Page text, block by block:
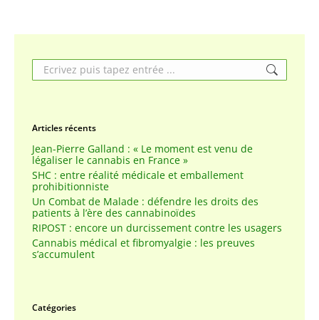
Search:
Articles récents
Jean-Pierre Galland : « Le moment est venu de
légaliser le cannabis en France »
SHC : entre réalité médicale et emballement
prohibitionniste
Un Combat de Malade : défendre les droits des
patients à l’ère des cannabinoïdes
RIPOST : encore un durcissement contre les usagers
Cannabis médical et fibromyalgie : les preuves
s’accumulent
Catégories